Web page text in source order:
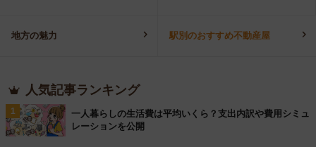
地方の魅力 駅別のおすすめ不動産屋
人気記事ランキング
1
一人暮らしの生活費は平均いくら？支出内訳や費用シミュ
レーションを公開